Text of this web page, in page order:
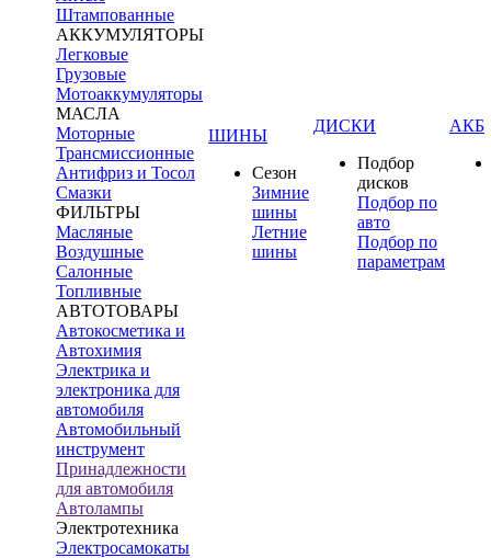
Штампованные
АККУМУЛЯТОРЫ
Легковые
Грузовые
Мотоаккумуляторы
МАСЛА
Моторные
Трансмиссионные
Антифриз и Тосол
Смазки
ФИЛЬТРЫ
Масляные
Воздушные
Салонные
Топливные
АВТОТОВАРЫ
Автокосметика и
Автохимия
Электрика и
электроника для
автомобиля
Автомобильный
инструмент
Принадлежности
для автомобиля
Автолампы
Электротехника
Электросамокаты
ШИНЫ
Сезон
Зимние
шины
Летние
шины
ДИСКИ
Подбор
дисков
Подбор по
авто
Подбор по
параметрам
АКБ